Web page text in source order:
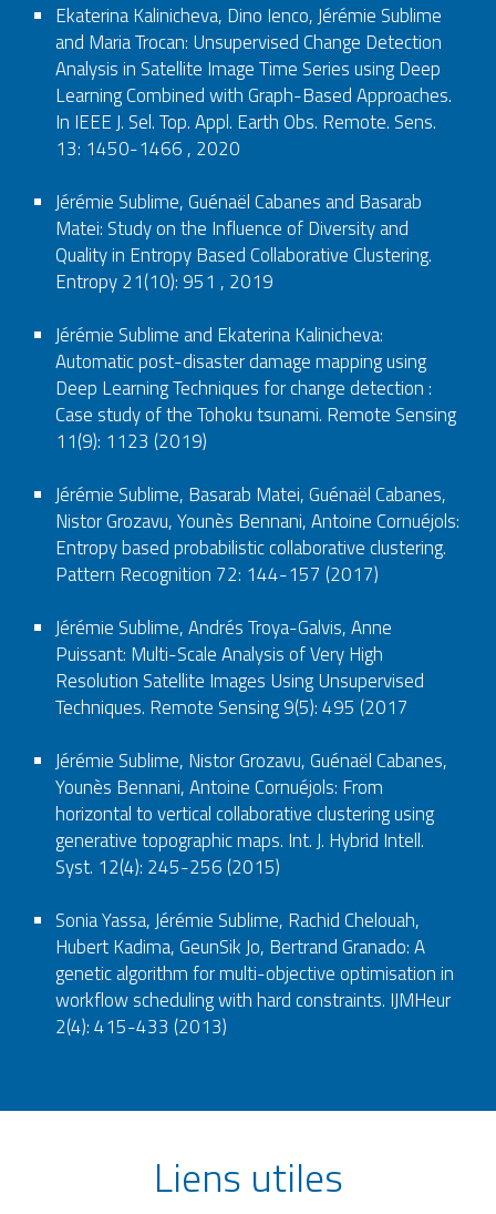
Ekaterina Kalinicheva, Dino Ienco, Jérémie Sublime
and Maria Trocan: Unsupervised Change Detection
Analysis in Satellite Image Time Series using Deep
Learning Combined with Graph-Based Approaches.
In IEEE J. Sel. Top. Appl. Earth Obs. Remote. Sens.
13: 1450-1466 , 2020
Jérémie Sublime, Guénaël Cabanes and Basarab
Matei: Study on the Influence of Diversity and
Quality in Entropy Based Collaborative Clustering.
Entropy 21(10): 951 , 2019
Jérémie Sublime and Ekaterina Kalinicheva:
Automatic post-disaster damage mapping using
Deep Learning Techniques for change detection :
Case study of the Tohoku tsunami. Remote Sensing
11(9): 1123 (2019)
Jérémie Sublime, Basarab Matei, Guénaël Cabanes,
Nistor Grozavu, Younès Bennani, Antoine Cornuéjols:
Entropy based probabilistic collaborative clustering.
Pattern Recognition 72: 144-157 (2017)
Jérémie Sublime, Andrés Troya-Galvis, Anne
Puissant: Multi-Scale Analysis of Very High
Resolution Satellite Images Using Unsupervised
Techniques. Remote Sensing 9(5): 495 (2017
Jérémie Sublime, Nistor Grozavu, Guénaël Cabanes,
Younès Bennani, Antoine Cornuéjols: From
horizontal to vertical collaborative clustering using
generative topographic maps. Int. J. Hybrid Intell.
Syst. 12(4): 245-256 (2015)
Sonia Yassa, Jérémie Sublime, Rachid Chelouah,
Hubert Kadima, GeunSik Jo, Bertrand Granado: A
genetic algorithm for multi-objective optimisation in
workflow scheduling with hard constraints. IJMHeur
2(4): 415-433 (2013)
Liens utiles